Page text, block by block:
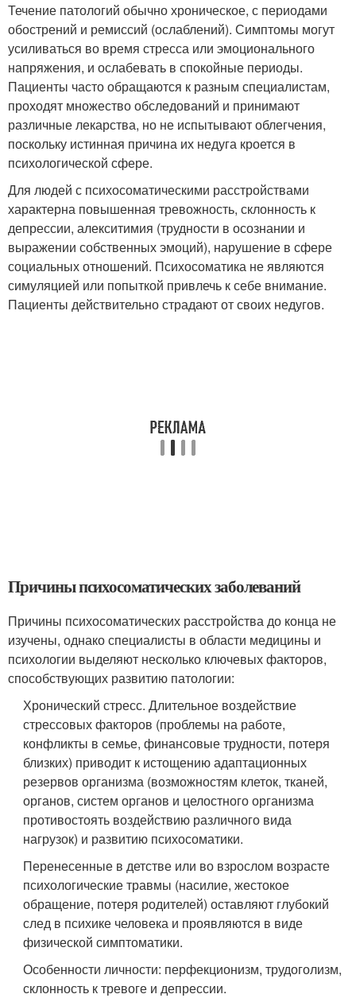
Течение патологий обычно хроническое, с периодами
обострений и ремиссий (ослаблений). Симптомы могут
усиливаться во время стресса или эмоционального
напряжения, и ослабевать в спокойные периоды.
Пациенты часто обращаются к разным специалистам,
проходят множество обследований и принимают
различные лекарства, но не испытывают облегчения,
поскольку истинная причина их недуга кроется в
психологической сфере.
Для людей с психосоматическими расстройствами
характерна повышенная тревожность, склонность к
депрессии, алекситимия (трудности в осознании и
выражении собственных эмоций), нарушение в сфере
социальных отношений. Психосоматика не являются
симуляцией или попыткой привлечь к себе внимание.
Пациенты действительно страдают от своих недугов.
Причины психосоматических заболеваний
Причины психосоматических расстройства до конца не
изучены, однако специалисты в области медицины и
психологии выделяют несколько ключевых факторов,
способствующих развитию патологии:
Хронический стресс. Длительное воздействие
стрессовых факторов (проблемы на работе,
конфликты в семье, финансовые трудности, потеря
близких) приводит к истощению адаптационных
резервов организма (возможностям клеток, тканей,
органов, систем органов и целостного организма
противостоять воздействию различного вида
нагрузок) и развитию психосоматики.
Перенесенные в детстве или во взрослом возрасте
психологические травмы (насилие, жестокое
обращение, потеря родителей) оставляют глубокий
след в психике человека и проявляются в виде
физической симптоматики.
Особенности личности: перфекционизм, трудоголизм,
склонность к тревоге и депрессии.